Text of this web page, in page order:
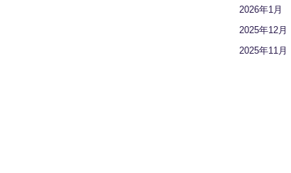
2026年1月
2025年12月
2025年11月